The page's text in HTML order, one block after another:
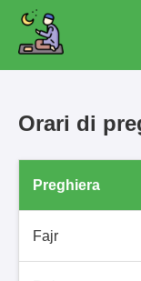
Orari di
Preghiera
Fajr